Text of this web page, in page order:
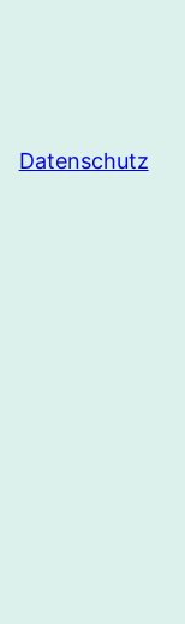
Datenschutz